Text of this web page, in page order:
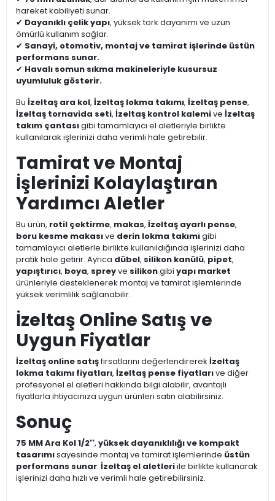
hareket kabiliyeti sunar.
✔ Dayanıklı çelik yapı, yüksek tork dayanımı ve uzun
ömürlü kullanım sağlar.
✔ Sanayi, otomotiv, montaj ve tamirat işlerinde üstün
performans sunar.
✔ Havalı somun sıkma makineleriyle kusursuz
uyumluluk gösterir.
Bu İzeltaş ara kol, İzeltaş lokma takımı, İzeltaş pense,
İzeltaş tornavida seti, İzeltaş kontrol kalemive İzeltaş
takım çantasıgibi tamamlayıcı el aletleriyle birlikte
kullanılarak işlerinizi daha verimli hale getirebilir.
Tamirat ve Montaj
İşlerinizi Kolaylaştıran
Yardımcı Aletler
Bu ürün, rotil çektirme, makas, İzeltaş ayarlı pense,
boru kesme makasıve derin lokma takımıgibi
tamamlayıcı aletlerle birlikte kullanıldığında işlerinizi daha
pratik hale getirir. Ayrıca dübel, silikon kanülü, pipet,
yapıştırıcı, boya, spreyve silikongibi yapı market
ürünleriyle desteklenerek montaj ve tamirat işlemlerinde
yüksek verimlilik sağlanabilir.
İzeltaş Online Satış ve
Uygun Fiyatlar
İzeltaş online satışfırsatlarını değerlendirerek İzeltaş
lokma takımı fiyatları, İzeltaş pense fiyatlarıve diğer
profesyonel el aletleri hakkında bilgi alabilir, avantajlı
fiyatlarla ihtiyacınıza uygun ürünleri satın alabilirsiniz.
Sonuç
75 MM Ara Kol 1/2'', yüksek dayanıklılığı ve kompakt
tasarımısayesinde montaj ve tamirat işlemlerinde üstün
performans sunar. İzeltaş el aletleriile birlikte kullanarak
işlerinizi daha hızlı ve verimli hale getirebilirsiniz.